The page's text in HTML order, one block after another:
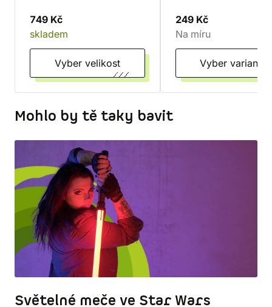
749 Kč
skladem
Vyber velikost
249 Kč
Na míru
Vyber variantu
Mohlo by tě taky bavit
Světelné meče ve Star Wars